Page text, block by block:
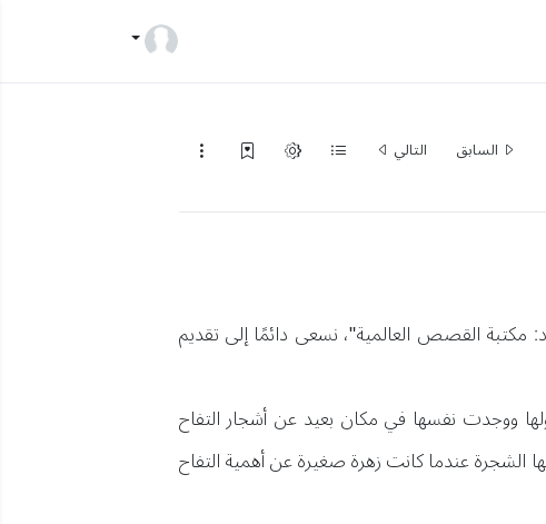
السابق التالي
مكتبة القصص العالمية"، نسعى دائمًا إلى تقديم
ووجدت نفسها في مكان بعيد عن أشجار التفاح
عندما كانت زهرة صغيرة عن أهمية التفاح